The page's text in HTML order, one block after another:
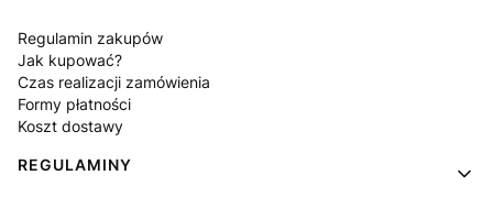
Regulamin zakupów
Jak kupować?
Czas realizacji zamówienia
Formy płatności
Koszt dostawy
REGULAMINY